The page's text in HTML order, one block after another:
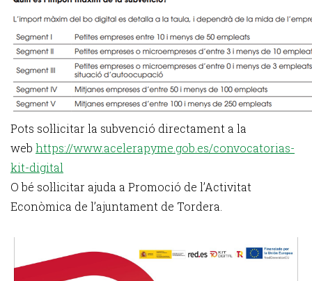
Pots sol·licitar la subvenció directament a la
web https://www.acelerapyme.gob.es/convocatorias-
kit-digital
O bé sol·licitar ajuda a Promoció de l’Activitat
Econòmica de l’ajuntament de Tordera.